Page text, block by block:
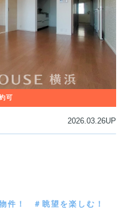
2026.03.26UP
件！
＃眺望を楽しむ！